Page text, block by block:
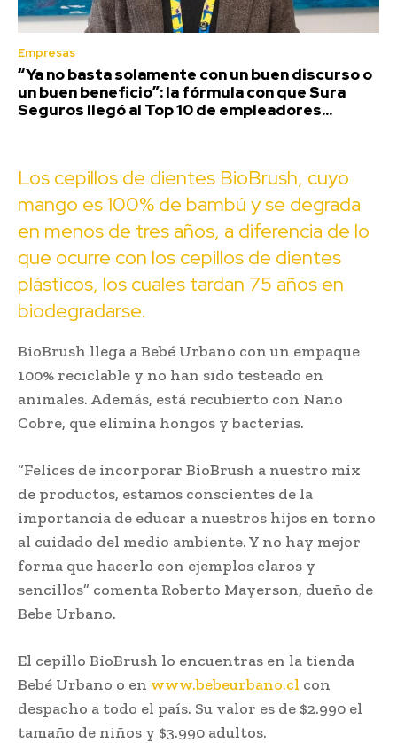
Empresas
“Ya no basta solamente con un buen discurso o
un buen beneficio”: la fórmula con que Sura
Seguros llegó al Top 10 de empleadores...
Los cepillos de dientes BioBrush, cuyo
mango es 100% de bambú y se degrada
en menos de tres años, a diferencia de lo
que ocurre con los cepillos de dientes
plásticos, los cuales tardan 75 años en
biodegradarse.
BioBrush llega a Bebé Urbano con un empaque
100% reciclable y no han sido testeado en
animales. Además, está recubierto con Nano
Cobre, que elimina hongos y bacterias.
“Felices de incorporar BioBrush a nuestro mix
de productos, estamos conscientes de la
importancia de educar a nuestros hijos en torno
al cuidado del medio ambiente. Y no hay mejor
forma que hacerlo con ejemplos claros y
sencillos” comenta Roberto Mayerson, dueño de
Bebe Urbano.
El cepillo BioBrush lo encuentras en la tienda
Bebé Urbano o en www.bebeurbano.cl con
despacho a todo el país. Su valor es de $2.990 el
tamaño de niños y $3.990 adultos.